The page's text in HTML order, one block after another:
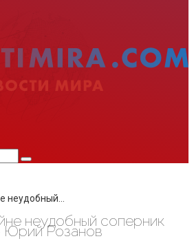
неудобный…
неудобный соперник
Юрий Розанов